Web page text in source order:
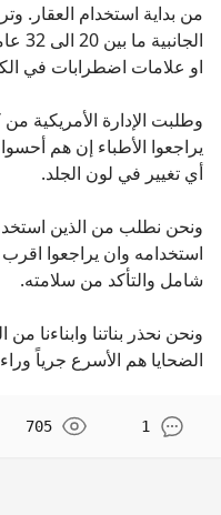
من بداية استخدام العقار.
او علامات اضطرابات في
وطلبت الإدارة الأمريكية
يراجعوا الأطباء إن هم
أي تغيير في لون الجلد.
ونحن نطلب من الذين
استخدامه وان يراجعوا
شامل والتأكد من سلامته.
ونحن نحذر بناتنا وابناءنا
الضحايا هم الأسرع جرياً
1
705